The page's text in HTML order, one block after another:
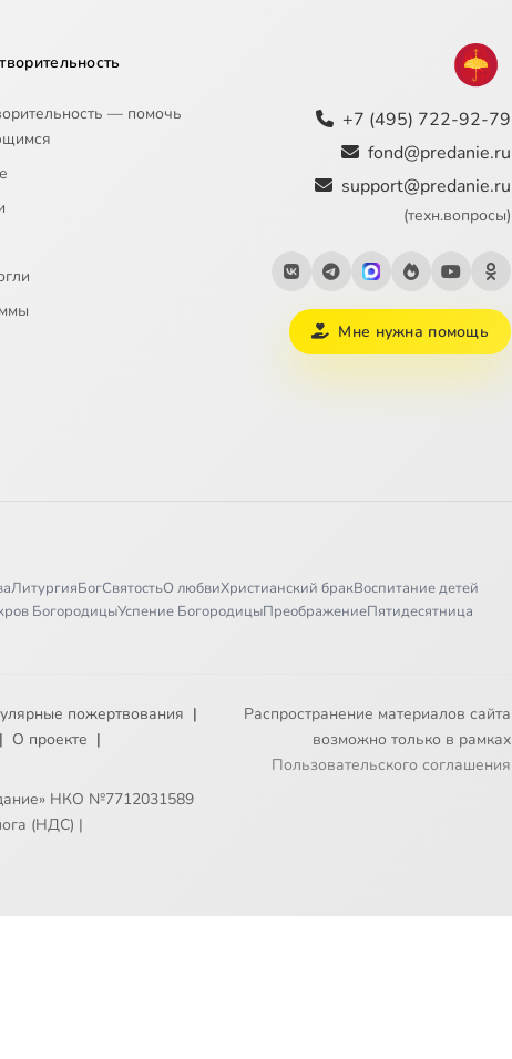
— помочь
+7 (495) 722-92-79
fond@predanie.ru
support@predanie.ru
(техн.вопросы)
Мне нужна помощь
ЛитургияБогСвятостьО любвиХристианский бракВоспитание детей
БогородицыУспение БогородицыПреображениеПятидесятница
пожертвования |
| О проекте |
НКО №7712031589
(НДС) |
Распространение материалов сайта
возможно только в рамках
Пользовательского соглашения